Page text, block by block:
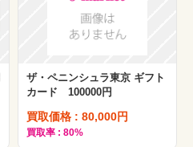
ザ・ペニンシュラ東京 ギフト
カード 100000円
買取価格 : 80,000円
買取率 : 80%